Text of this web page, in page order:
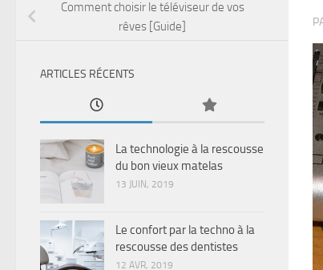
Comment choisir le téléviseur de vos
rêves [Guide]
ARTICLES RÉCENTS
La technologie à la rescousse
du bon vieux matelas
13 JUIN, 2019
Le confort par la techno à la
rescousse des dentistes
12 AVR, 2019